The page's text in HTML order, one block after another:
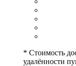
* Стоимость
удалённости